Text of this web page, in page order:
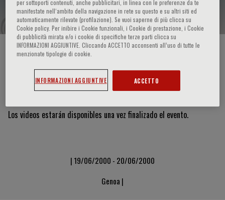
HOME PAGE / CURSOS Y EVENTOS
Vídeos y diapositivas
Los videos estarán disponibles una vez finalizado el evento.
| 19/06/2000 - 20/06/2000
Genoa |
per sottoporti contenuti, anche pubblicitari, in linea con le preferenze da te
manifestate nell‘ambito della navigazione in rete su questo e su altri siti ed
automaticamente rilevate (profilazione). Se vuoi saperne di più clicca su
Cookie policy. Per inibire i Cookie funzionali, i Cookie di prestazione, i Cookie
di pubblicità mirata e/o i cookie di specifiche terze parti clicca su
INFORMAZIONI AGGIUNTIVE. Cliccando ACCETTO acconsenti all’uso di tutte le
menzionate tipologie di cookie.
INFORMAZIONI AGGIUNTIVE ACCETTO